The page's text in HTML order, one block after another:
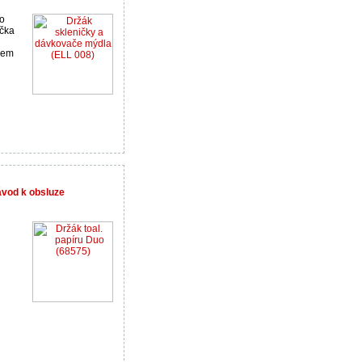
k obsluze